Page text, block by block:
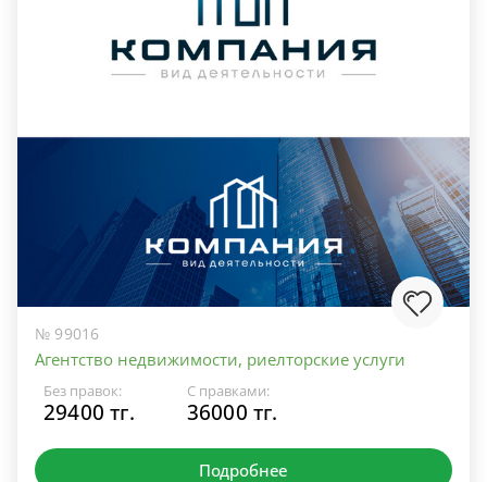
№ 99016
Агентство недвижимости, риелторские услуги
Без правок:
29400 тг.
С правками:
36000 тг.
Подробнее